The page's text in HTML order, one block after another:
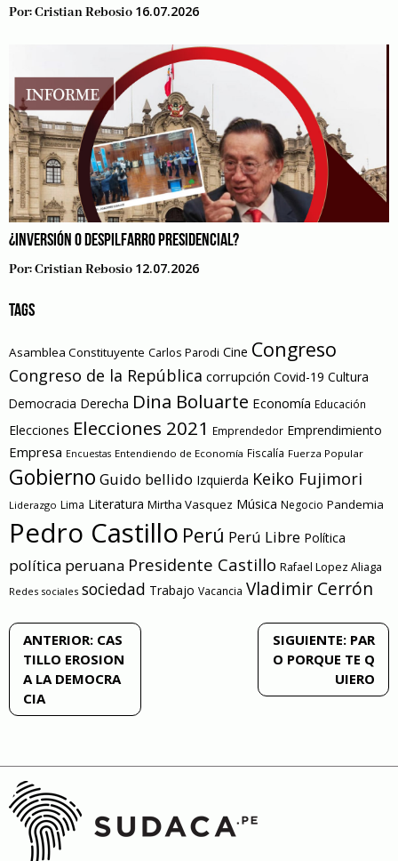
Por:Cristian Rebosio 16.07.2026
¿INVERSIÓN O DESPILFARRO PRESIDENCIAL?
Por:Cristian Rebosio 12.07.2026
TAGS
Asamblea Constituyente Carlos Parodi Cine Congreso
Congreso de la República corrupción Covid-19 Cultura
Democracia Derecha Dina Boluarte Economía Educación
Elecciones Elecciones 2021 Emprendedor Emprendimiento
Empresa Encuestas Entendiendo de Economía Fiscalía Fuerza Popular
Gobierno Guido bellido Izquierda Keiko Fujimori
Liderazgo Lima Literatura Mirtha Vasquez Música Negocio Pandemia
Pedro Castillo Perú Perú Libre Política
política peruana Presidente Castillo Rafael Lopez Aliaga
Redes sociales sociedad Trabajo Vacancia Vladimir Cerrón
Navegación
entradas
ANTERIOR: CAS
TILLO EROSION
A LA DEMOCRA
CIA
SIGUIENTE: PAR
O PORQUE TE Q
UIERO